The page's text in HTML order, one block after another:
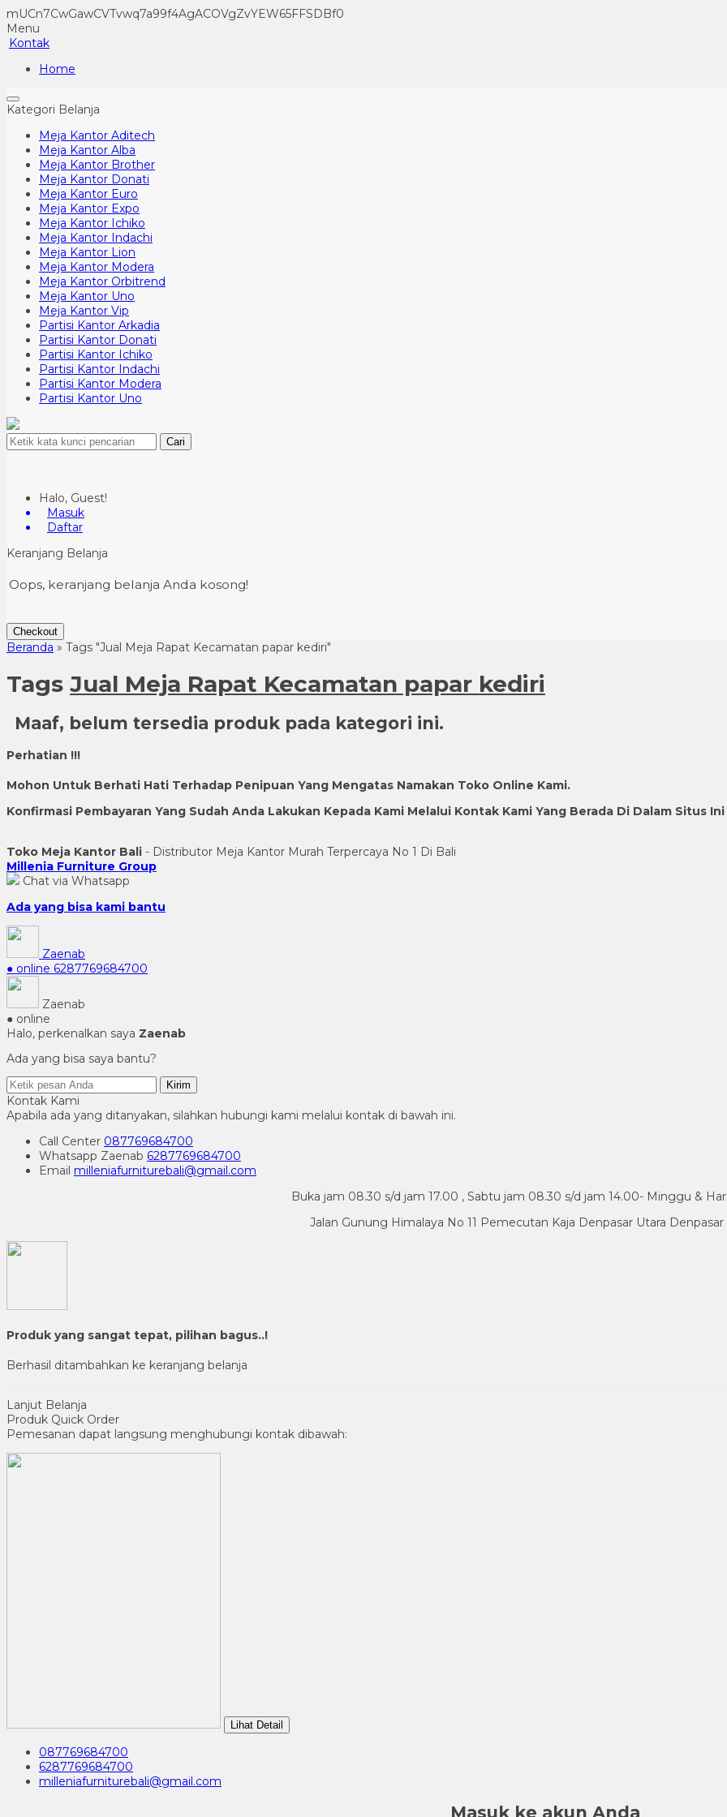
mUCn7CwGawCVTvwq7a99f4AgACOVgZvYEW65FFSDBf0
Menu
Kontak
Home
Kategori Belanja
Meja Kantor Aditech
Meja Kantor Alba
Meja Kantor Brother
Meja Kantor Donati
Meja Kantor Euro
Meja Kantor Expo
Meja Kantor Ichiko
Meja Kantor Indachi
Meja Kantor Lion
Meja Kantor Modera
Meja Kantor Orbitrend
Meja Kantor Uno
Meja Kantor Vip
Partisi Kantor Arkadia
Partisi Kantor Donati
Partisi Kantor Ichiko
Partisi Kantor Indachi
Partisi Kantor Modera
Partisi Kantor Uno
Cari
Halo, Guest!
Masuk
Daftar
Keranjang Belanja
Oops, keranjang belanja Anda kosong!
Checkout
Beranda » Tags "Jual Meja Rapat Kecamatan papar kediri"
Tags Jual Meja Rapat Kecamatan papar kediri
Maaf, belum tersedia produk pada kategori ini.
Perhatian !!!
Mohon Untuk Berhati Hati Terhadap Penipuan Yang Mengatas Namakan Toko Online Kami.
Konfirmasi Pembayaran Yang Sudah Anda Lakukan Kepada Kami Melalui Kontak Kami Yang Berada Di Dalam Situs Ini
Toko Meja Kantor Bali - Distributor Meja Kantor Murah Terpercaya No 1 Di Bali
Millenia Furniture Group
Chat via Whatsapp
Ada yang bisa kami bantu
Zaenab
● online 6287769684700
Zaenab
● online
Halo, perkenalkan saya Zaenab
Ada yang bisa saya bantu?
Kirim
Kontak Kami
Apabila ada yang ditanyakan, silahkan hubungi kami melalui kontak di bawah ini.
Call Center 087769684700
Whatsapp Zaenab 6287769684700
Email milleniafurniturebali@gmail.com
Buka jam 08.30 s/d jam 17.00 , Sabtu jam 08.30 s/d jam 14.00- Minggu &
Jalan Gunung Himalaya No 11 Pemecutan Kaja Denpasar Utara Denpasar
Produk yang sangat tepat, pilihan bagus..!
Berhasil ditambahkan ke keranjang belanja
Lanjut Belanja
Produk Quick Order
Pemesanan dapat langsung menghubungi kontak dibawah:
Lihat Detail
087769684700
6287769684700
milleniafurniturebali@gmail.com
Masuk ke akun Anda